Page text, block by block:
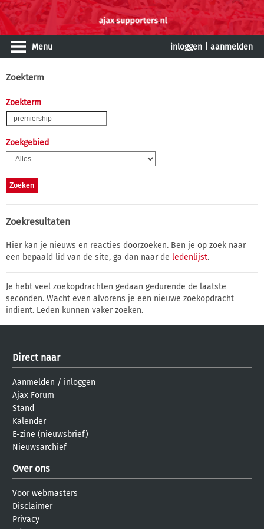
Menu inloggen aanmelden
Zoekterm
Zoekterm
Zoekgebied
Zoekresultaten
Hier kan je nieuws en reacties doorzoeken. Ben je op zoek naar
een bepaald lid van de site, ga dan naar de ledenlijst.
Je hebt veel zoekopdrachten gedaan gedurende de laatste
seconden. Wacht even alvorens je een nieuwe zoekopdracht
indient. Leden kunnen vaker zoeken.
Direct naar
Aanmelden / inloggen
Ajax Forum
Stand
Kalender
E-zine (nieuwsbrief)
Nieuwsarchief
Over ons
Voor webmasters
Disclaimer
Privacy